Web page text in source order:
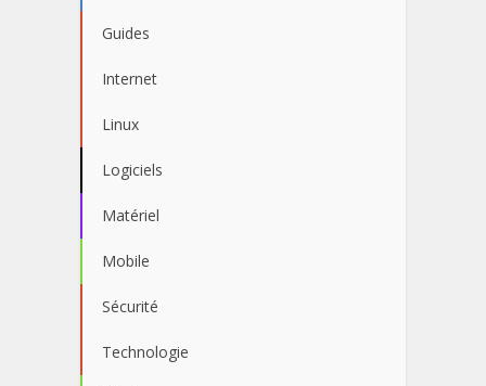
Guides
Internet
Linux
Logiciels
Matériel
Mobile
Sécurité
Technologie